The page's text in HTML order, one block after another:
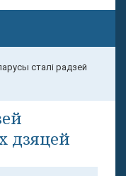
сталі радзей
дзяцей